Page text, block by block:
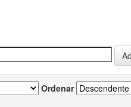
Ordenar